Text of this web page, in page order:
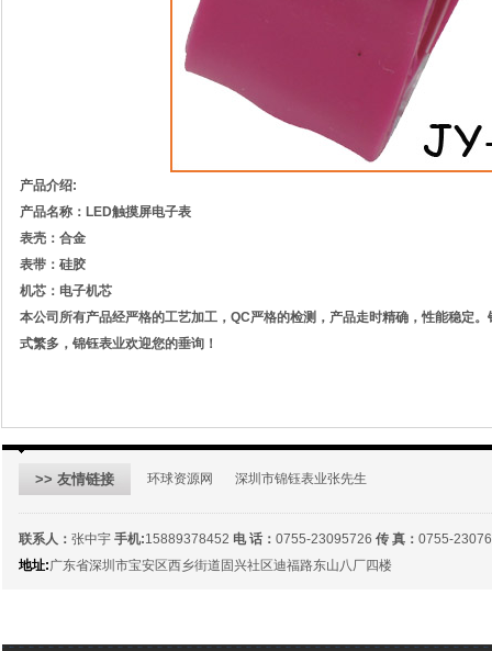
产品介绍:
产品名称：LED触摸屏电子表
表壳：合金
表带：硅胶
机芯：电子机芯
本公司所有产品经严格的工艺加工，QC严格的检测，产品走时精确，性能稳定
式繁多，锦钰表业欢迎您的垂询！
>> 友情链接 环球资源网 深圳市锦钰表业张先生
联系人： 张中宇 手机:15889378452 电 话： 0755-23095726 传 真： 0755-
地址:广东省深圳市宝安区西乡街道固兴社区迪福路东山八厂四楼